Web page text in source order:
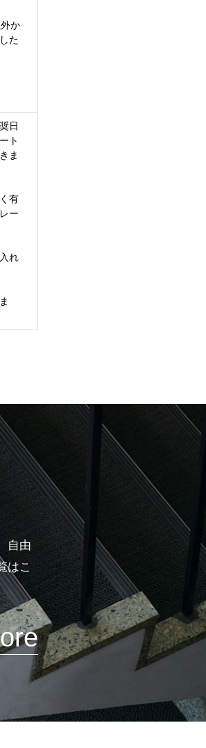
か
た
日
ト
ま
有
ー
れ
自由
はこ